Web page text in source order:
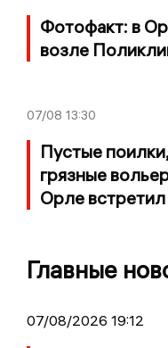
Фотофакт: в
возле
07/08 13:30
Пустые
грязные
Орле
Главные
07/08/2026 19:12